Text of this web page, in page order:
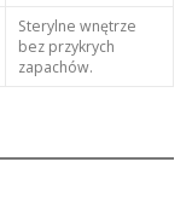
Sterylne wnętrze
bez przykrych
zapachów.